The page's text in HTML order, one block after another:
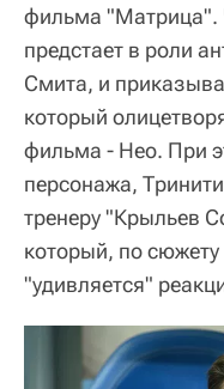
фильма "Матрица".
предстает в роли
Смита, и
который
фильма - Нео. При
персонажа,
тренеру "Крыльев
который, по
"удивляется"